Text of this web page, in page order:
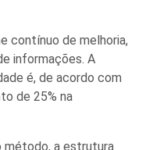
contínuo de melhoria,
informações. A
é, de acordo com
de 25% na
método, a estrutura